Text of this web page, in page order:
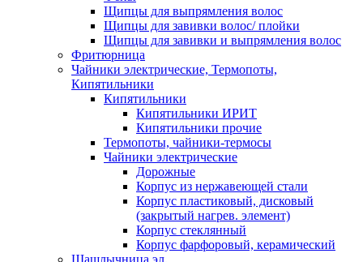
Щипцы для выпрямления волос
Щипцы для завивки волос/ плойки
Щипцы для завивки и выпрямления волос
Фритюрница
Чайники электрические, Термопоты,
Кипятильники
Кипятильники
Кипятильники ИРИТ
Кипятильники прочие
Термопоты, чайники-термосы
Чайники электрические
Дорожные
Корпус из нержавеющей стали
Корпус пластиковый, дисковый
(закрытый нагрев. элемент)
Корпус стеклянный
Корпус фарфоровый, керамический